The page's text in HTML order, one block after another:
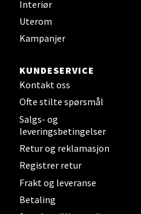
Interiør
Uterom
Kampanjer
KUNDESERVICE
Kontakt oss
Ofte stilte spørsmål
Salgs- og
leveringsbetingelser
Retur og reklamasjon
Registrer retur
Frakt og leveranse
Betaling
Skarvøyveien 55, 4517
Mo i Rana - Thon
Fridtjof Nansensgate 22,
Åpent i dag 09-19
6 i butikk